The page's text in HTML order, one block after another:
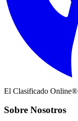
El Clasificado Online®
Sobre Nosotros